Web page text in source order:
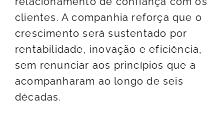
clientes. A companhia reforça que o
crescimento será sustentado por
rentabilidade, inovação e eficiência,
sem renunciar aos princípios que a
acompanharam ao longo de seis
décadas.